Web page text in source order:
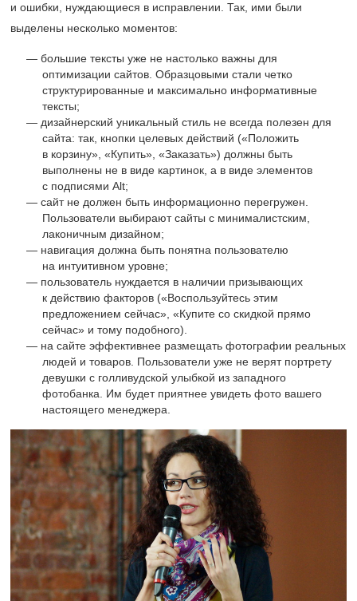
и ошибки, нуждающиеся в исправлении. Так, ими были
выделены несколько моментов:
большие тексты уже не настолько важны для
оптимизации сайтов. Образцовыми стали четко
структурированные и максимально информативные
тексты;
дизайнерский уникальный стиль не всегда полезен для
сайта: так, кнопки целевых действий («Положить
в корзину», «Купить», «Заказать») должны быть
выполнены не в виде картинок, а в виде элементов
с подписями Alt;
сайт не должен быть информационно перегружен.
Пользователи выбирают сайты с минималистским,
лаконичным дизайном;
навигация должна быть понятна пользователю
на интуитивном уровне;
пользователь нуждается в наличии призывающих
к действию факторов («Воспользуйтесь этим
предложением сейчас», «Купите со скидкой прямо
сейчас» и тому подобного).
на сайте эффективнее размещать фотографии реальных
людей и товаров. Пользователи уже не верят портрету
девушки с голливудской улыбкой из западного
фотобанка. Им будет приятнее увидеть фото вашего
настоящего менеджера.